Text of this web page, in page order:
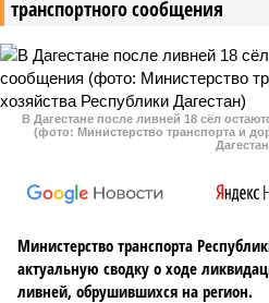
транспортного сообщения
В Дагестане после ливней 18 сёл
(фото: Министерство транспорта и
Министерство транспорта
актуальную сводку о ходе
ливней, обрушившихся на регион.